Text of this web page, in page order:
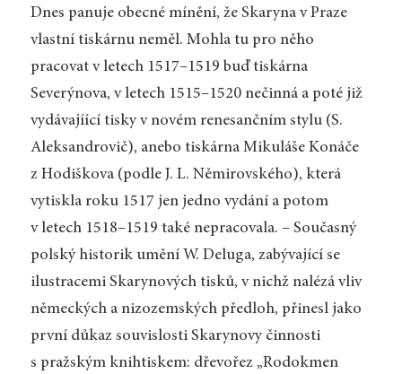
Dnes panuje obecné mínění, že Skaryna v Praze
vlastní tiskárnu neměl. Mohla tu pro něho
pracovat v letech 1517–1519 buď tiskárna
Severýnova, v letech 1515–1520 nečinná a poté již
vydávajíící tisky v novém renesančním stylu (S.
Aleksandrovič), anebo tiskárna Mikuláše Konáče
z Hodiškova (podle J. L. Němirovského), která
vytiskla roku 1517 jen jedno vydání a potom
v letech 1518–1519 také nepracovala. – Současný
polský historik umění W. Deluga, zabývající se
ilustracemi Skarynových tisků, v nichž nalézá vliv
německých a nizozemských předloh, přinesl jako
první důkaz souvislosti Skarynovy činnosti
s pražským knihtiskem: dřevořez „Rodokmen